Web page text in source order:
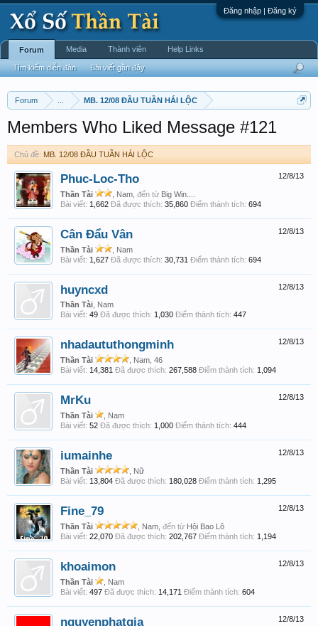
Đăng nhập | Đăng ký
Forum MB. 12/08 ĐẦU TUẦN HÁI LỘC
Members Who Liked Message #121
Chủ đề: MB. 12/08 ĐẦU TUẦN HÁI LỘC
12/8/13
Phuc-Loc-Tho
Thần Tài , Nam, đến từ Big Win....
Bài viết: 1,662 Đã được thích: 35,860 Điểm thành tích: 694
12/8/13
Cân Đẩu Vân
Thần Tài
, Nam
Bài viết: 1,627 Đã được thích: 30,731 Điểm thành tích: 694
12/8/13
huyncxd
Thần Tài , Nam
Bài viết: 49 Đã được thích: 1,030 Điểm thành tích: 447
12/8/13
nhadaututhongminh
Thần Tài
, Nam, 46
Bài viết: 14,381 Đã được thích: 267,588 Điểm thành tích: 1,094
12/8/13
MrKu
Thần Tài
, Nam
Bài viết: 52 Đã được thích: 1,000 Điểm thành tích: 444
12/8/13
iumainhe
Thần Tài
, Nữ
Bài viết: 13,804 Đã được thích: 180,028 Điểm thành tích: 1,295
12/8/13
Fine_79
Thần Tài , Nam, đến từ Hội Bao Lô
Bài viết: 22,070 Đã được thích: 202,767 Điểm thành tích: 1,194
12/8/13
khoaimon
Thần Tài
, Nam
Bài viết: 497 Đã được thích: 14,171 Điểm thành tích: 604
12/8/13
nguyenphatgia
Forum
Tìm kiếm diễn đàn Bài viết gần đây
Media Thành viên Help Links